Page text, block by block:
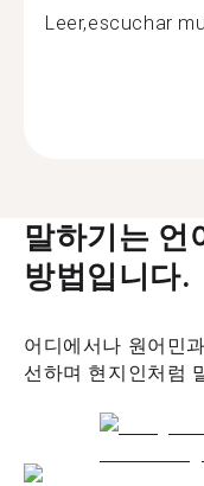
Leer,escuchar
말하기는 언
방법입니다.
어디에서나 원어민
선하며 현지인처럼